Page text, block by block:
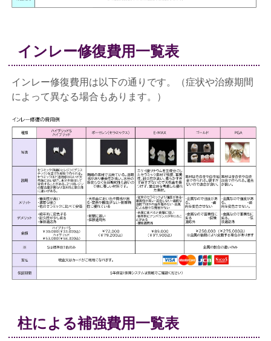
インレー修復費用一覧表
インレー修復費用は以下の通りです。（症状や治療期間
によって異なる場合もあります。）
柱による補強費用一覧表